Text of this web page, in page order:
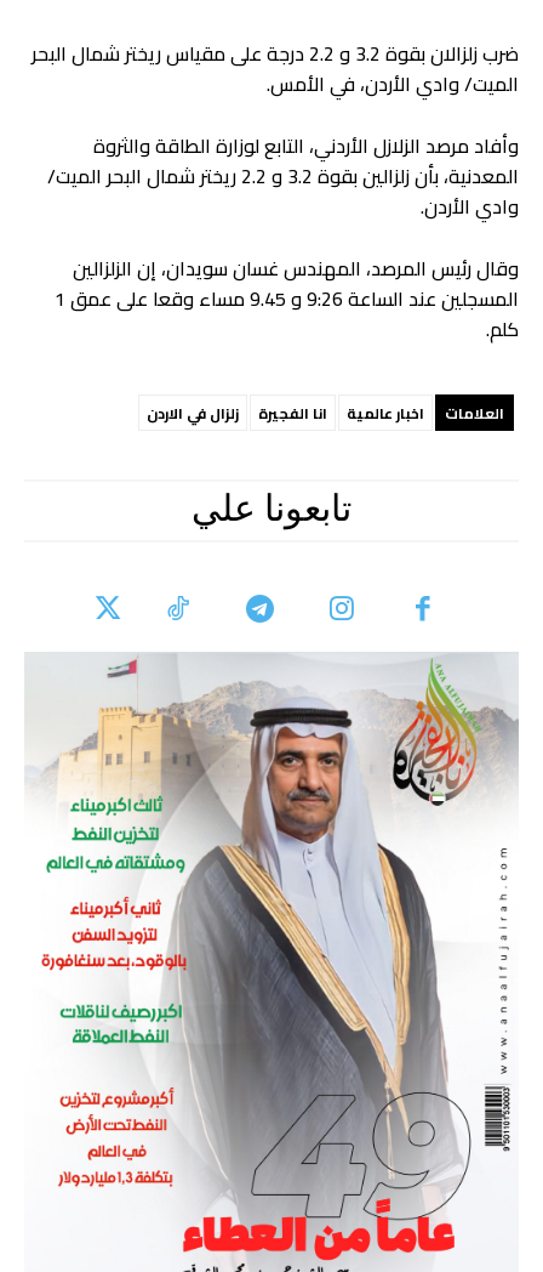
ضرب زلزالان بقوة 3.2 و 2.2 درجة على مقياس ريختر شمال البحر
الميت/ وادي الأردن، في الأمس.
وأفاد مرصد الزلازل الأردني، التابع لوزارة الطاقة والثروة
المعدنية، بأن زلزالين بقوة 3.2 و 2.2 ريختر شمال البحر الميت/
وادي الأردن.
وقال رئيس المرصد، المهندس غسان سويدان، إن الزلزالين
المسجلين عند الساعة 9:26 و 9.45 مساء وقعا على عمق 1
كلم.
العلامات اخبار عالمية انا الفجيرة زلزال في الاردن
تابعونا علي